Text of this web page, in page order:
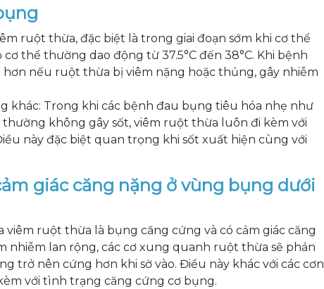
ruột thừa, đặc biệt là trong giai đoạn sớm khi cơ thể
thể thường dao động từ 37.5°C đến 38°C. Khi bệnh
nếu ruột thừa bị viêm nặng hoặc thủng, gây nhiễm
khác: Trong khi các bệnh đau bụng tiêu hóa nhẹ như
thường không gây sốt, viêm ruột thừa luôn đi kèm với
này đặc biệt quan trọng khi sốt xuất hiện cùng với
giác căng nặng ở vùng bụng dưới
ruột thừa là bụng căng cứng và có cảm giác căng
nhiễm lan rộng, các cơ xung quanh ruột thừa sẽ phản
trở nên cứng hơn khi sờ vào. Điều này khác với các cơn
với tình trạng căng cứng cơ bụng.